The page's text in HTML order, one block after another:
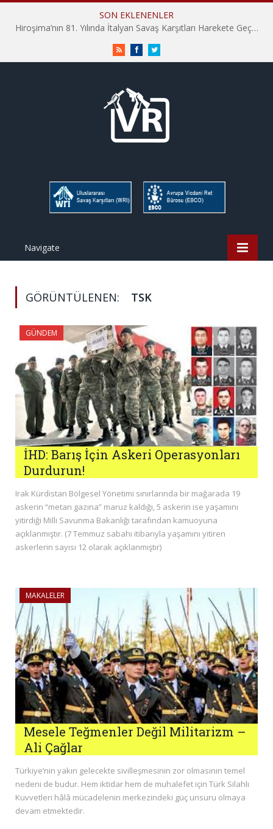
SON EKLENENLER
Hiroşima’nın 81. Yılında İtalyan Savaş Karşıtları Harekete Geçti: “Hatırlamak yeterli değil”
RSS FacebookTwitter
Navigate
GÖRÜNTÜLENEN: TSK
GÜNDEM
İHD: Barış İçin Askeri Operasyonları
Durdurun!
Irak Kürdistan Bölgesel Yönetimi sınırlarında bir mağarada 19
askerin “metan gazına” maruz kaldığı, 5 askerin ise yaşamını
yitirdiği Milli Savunma Bakanlığı tarafından kamuoyuna
açıklanmıştır. (7 Temmuz sabahı itibarıyla yaşamını yitiren
askerlerin sayısı 12 olarak açıklanmıştır)
MAKALELER
Mesele Teğmenler Değil Militarizm –
Ali Çağlar
Türkiye’nin yakın gelecekte sivilleşmesinin zor olmasının temel
nedeni de budur. Hem iktidar hem de muhalefet için Türk Silahlı
Kuvvetleri hâlâ mücadelenin merkezindeki güç unsuru olmaya
devam etmektedir.